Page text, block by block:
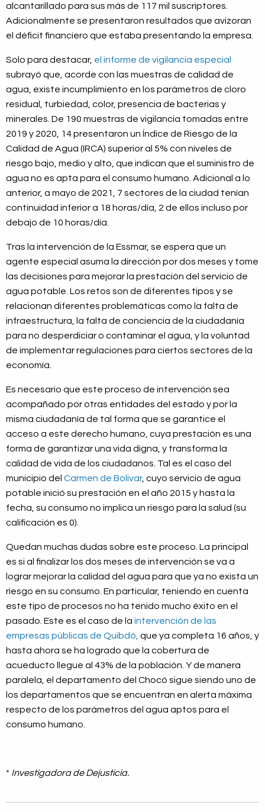
alcantarillado para sus más de 117 mil suscriptores.
Adicionalmente se presentaron resultados que avizoran
el déficit financiero que estaba presentando la empresa.
Solo para destacar, el informe de vigilancia especial
subrayó que, acorde con las muestras de calidad de
agua, existe incumplimiento en los parámetros de cloro
residual, turbiedad, color, presencia de bacterias y
minerales. De 190 muestras de vigilancia tomadas entre
2019 y 2020, 14 presentaron un Índice de Riesgo de la
Calidad de Agua (IRCA) superior al 5% con niveles de
riesgo bajo, medio y alto, que indican que el suministro de
agua no es apta para el consumo humano. Adicional a lo
anterior, a mayo de 2021, 7 sectores de la ciudad tenían
continuidad inferior a 18 horas/día, 2 de ellos incluso por
debajo de 10 horas/día.
Tras la intervención de la Essmar, se espera que un
agente especial asuma la dirección por dos meses y tome
las decisiones para mejorar la prestación del servicio de
agua potable. Los retos son de diferentes tipos y se
relacionan diferentes problemáticas como la falta de
infraestructura, la falta de conciencia de la ciudadanía
para no desperdiciar o contaminar el agua, y la voluntad
de implementar regulaciones para ciertos sectores de la
economía.
Es necesario que este proceso de intervención sea
acompañado por otras entidades del estado y por la
misma ciudadanía de tal forma que se garantice el
acceso a este derecho humano, cuya prestación es una
forma de garantizar una vida digna, y transforma la
calidad de vida de los ciudadanos. Tal es el caso del
municipio del Carmen de Bolivar, cuyo servicio de agua
potable inició su prestación en el año 2015 y hasta la
fecha, su consumo no implica un riesgo para la salud (su
calificación es 0).
Quedan muchas dudas sobre este proceso. La principal
es si al finalizar los dos meses de intervención se va a
lograr mejorar la calidad del agua para que ya no exista un
riesgo en su consumo. En particular, teniendo en cuenta
este tipo de procesos no ha tenido mucho éxito en el
pasado. Este es el caso de la intervención de las
empresas públicas de Quibdó, que ya completa 16 años, y
hasta ahora se ha logrado que la cobertura de
acueducto llegue al 43% de la población. Y de manera
paralela, el departamento del Chocó sigue siendo uno de
los departamentos que se encuentran en alerta máxima
respecto de los parámetros del agua aptos para el
consumo humano.
* Investigadora de Dejusticia.